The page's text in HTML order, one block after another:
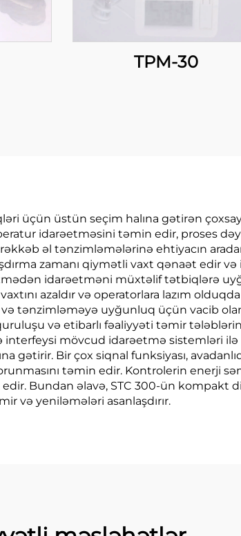
TPM-30
üçün üstün seçim halına gətirən
idarəetməsini təmin edir, proses
əl tənzimləmələrinə ehtiyacın
zamanı qiymətli vaxt qənaət edir və
idarəetməni müxtəlif tətbiqlərə
azaldır və operatorlara lazım
tənzimləməyə uyğunluq üçün vacib
və etibarlı fəaliyyəti təmir
interfeysi mövcud idarəetmə sistemləri
gətirir. Bir çox siqnal funksiyası,
təmin edir. Kontrolerin enerji
Bundan əlavə, STC 300-ün kompakt
və yeniləmələri asanlaşdırır.